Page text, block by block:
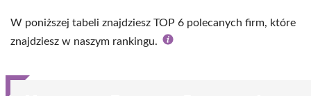
W poniższej tabeli znajdziesz TOP 6 polecanych firm, które
znajdziesz w naszym rankingu.